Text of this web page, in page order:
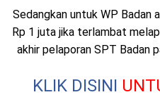
Sedangkan untuk WP Badan
Rp 1 juta jika terlambat
akhir pelaporan SPT Badan
KLIK DISINI